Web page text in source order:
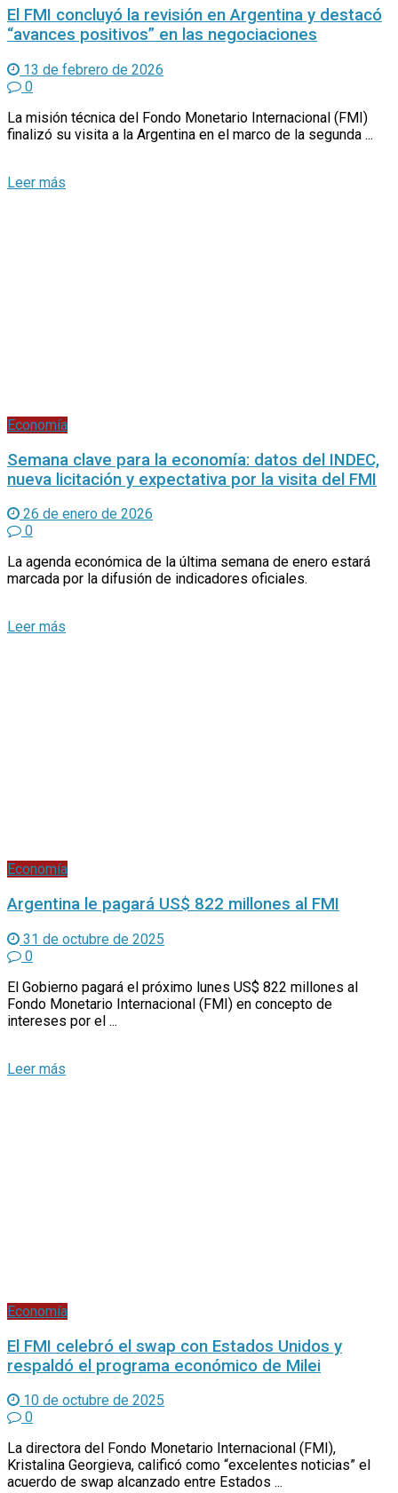
El FMI concluyó la revisión en Argentina y destacó
“avances positivos” en las negociaciones
13 de febrero de 2026
0
La misión técnica del Fondo Monetario Internacional (FMI)
finalizó su visita a la Argentina en el marco de la segunda ...
Economía
Semana clave para la economía: datos del INDEC,
nueva licitación y expectativa por la visita del FMI
26 de enero de 2026
0
La agenda económica de la última semana de enero estará
marcada por la difusión de indicadores oficiales.
Economía
Argentina le pagará US$ 822 millones al FMI
31 de octubre de 2025
0
El Gobierno pagará el próximo lunes US$ 822 millones al
Fondo Monetario Internacional (FMI) en concepto de
intereses por el ...
Economía
El FMI celebró el swap con Estados Unidos y
respaldó el programa económico de Milei
10 de octubre de 2025
0
La directora del Fondo Monetario Internacional (FMI),
Kristalina Georgieva, calificó como “excelentes noticias” el
acuerdo de swap alcanzado entre Estados ...